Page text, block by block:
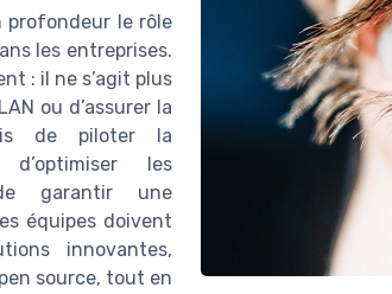
profondeur le rôle
les entreprises.
: il ne s’agit plus
ou d’assurer la
de piloter la
d’optimiser les
garantir une
équipes doivent
innovantes,
source, tout en